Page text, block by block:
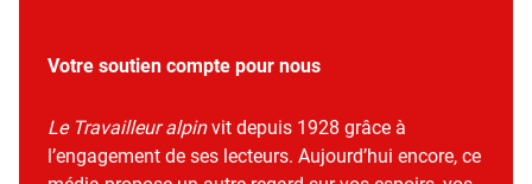
Votre soutien compte pour nous
Le Travailleur alpinvit depuis 1928 grâce à
l’engagement de ses lecteurs. Aujourd’hui encore, ce